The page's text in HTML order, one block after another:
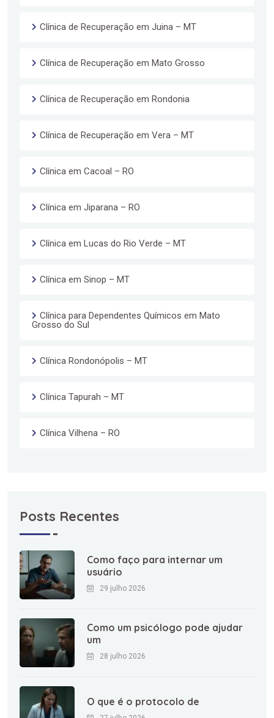
Clínica de Recuperação em Juina – MT
Clínica de Recuperação em Mato Grosso
Clínica de Recuperação em Rondonia
Clínica de Recuperação em Vera – MT
Clínica em Cacoal – RO
Clínica em Jiparana – RO
Clínica em Lucas do Rio Verde – MT
Clínica em Sinop – MT
Clínica para Dependentes Químicos em Mato
Grosso do Sul
Clínica Rondonópolis – MT
Clínica Tapurah – MT
Clínica Vilhena – RO
Posts Recentes
Como faço para internar um
usuário
29 julho 2026
Como um psicólogo pode ajudar
um
28 julho 2026
O que é o protocolo de